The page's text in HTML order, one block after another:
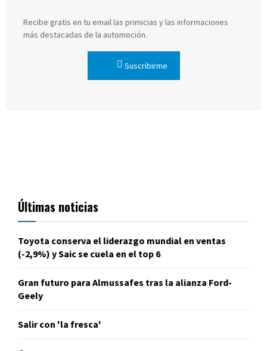
Recibe gratis en tu email las primicias y las informaciones
más destacadas de la automoción.
Suscribirme
Últimas noticias
Toyota conserva el liderazgo mundial en ventas
(-2,9%) y Saic se cuela en el top 6
Gran futuro para Almussafes tras la alianza Ford-
Geely
Salir con 'la fresca'